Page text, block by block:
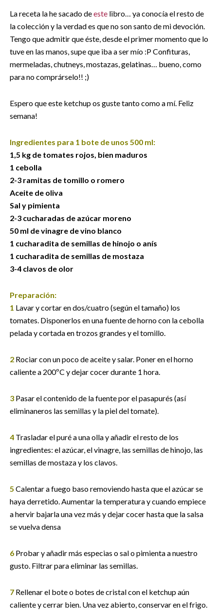
La receta la he sacado deeste libro… ya conocía el resto de
la colección y la verdad es que no son santo de mi devoción.
Tengo que admitir que éste, desde el primer momento que lo
tuve en las manos, supe que iba a ser mío :P Confituras,
mermeladas, chutneys, mostazas, gelatinas… bueno, como
para no comprárselo!! ;)
Espero que este ketchup os guste tanto como a mí. Feliz
semana!
Ingredientes para 1 bote de unos 500 ml:
1,5 kg de tomates rojos, bien maduros
1 cebolla
2-3 ramitas de tomillo o romero
Aceite de oliva
Sal y pimienta
2-3 cucharadas de azúcar moreno
50 ml de vinagre de vino blanco
1 cucharadita de semillas de hinojo o anís
1 cucharadita de semillas de mostaza
3-4 clavos de olor
Preparación:
1 Lavar y cortar en dos/cuatro (según el tamaño) los
tomates. Disponerlos en una fuente de horno con la cebolla
pelada y cortada en trozos grandes y el tomillo.
2 Rociar con un poco de aceite y salar. Poner en el horno
caliente a 200ºC y dejar cocer durante 1 hora.
3 Pasar el contenido de la fuente por el pasapurés (así
eliminaneros las semillas y la piel del tomate).
4 Trasladar el puré a una olla y añadir el resto de los
ingredientes: el azúcar, el vinagre, las semillas de hinojo, las
semillas de mostaza y los clavos.
5 Calentar a fuego baso removiendo hasta que el azúcar se
haya derretido. Aumentar la temperatura y cuando empiece
a hervir bajarla una vez más y dejar cocer hasta que la salsa
se vuelva densa
6 Probar y añadir más especias o sal o pimienta a nuestro
gusto. Filtrar para eliminar las semillas.
7 Rellenar el bote o botes de cristal con el ketchup aún
caliente y cerrar bien. Una vez abierto, conservar en el frigo.